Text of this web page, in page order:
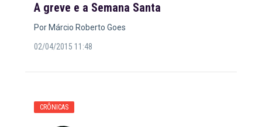
A greve e a Semana Santa
Por Márcio Roberto Goes
02/04/2015 11:48
CRÔNICAS